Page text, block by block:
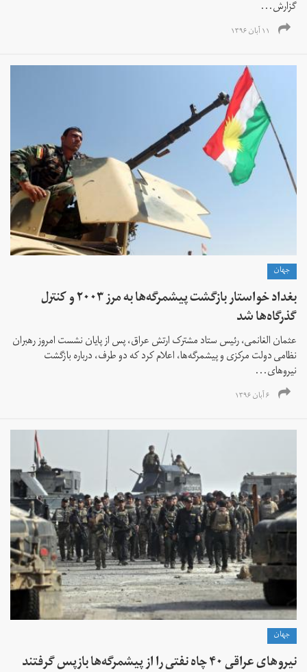
گزارش...
۱۱ آبان ۱۳۹۶
جهان
بغداد خواستار بازگشت پیشمرگه‌ها به مرز ۲۰۰۳ و کنترل
گذرگاه‌ها شد
عثمان الغانمی، رئیس ستاد مشترک ارتش عراق، پس از پایان نشست امروز رهبران
نظامی دولت مرکزی و پیشمرگه‌ها، اعلام کرد که دو طرف، درباره بازگشت
نیروهای...
۶ آبان ۱۳۹۶
جهان
نیروهای عراقی ۴۰ چاه نفتی را از پیشمرگه‌ها بازپس‌ گرفتند